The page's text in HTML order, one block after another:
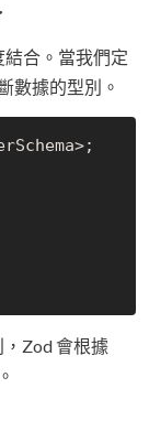
結合。當我們定
數據的型別。
Zod 會根據